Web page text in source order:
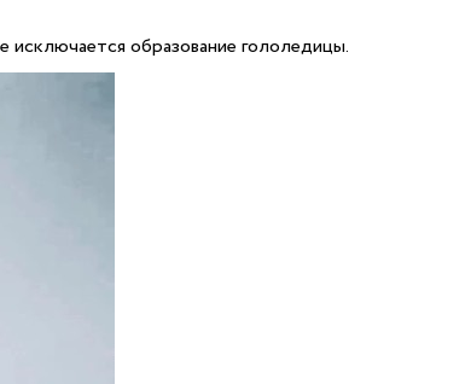
исключается образование гололедицы.